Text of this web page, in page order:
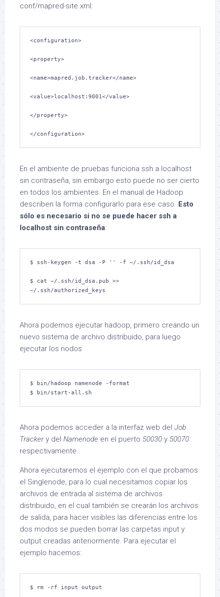
conf/mapred-site.xml:
<configuration>
<property>
<name>mapred.job.tracker</name>
<value>localhost:9001</value>
</property>
</configuration>
En el ambiente de pruebas funciona ssh a localhost
sin contraseña, sin embargo esto puede no ser cierto
en todos los ambientes. En el manual de Hadoop
describen la forma configurarlo para ese caso. Esto
sólo es necesario si no se puede hacer ssh a
localhost sin contraseña:
$ ssh-keygen -t dsa -P '' -f ~/.ssh/id_dsa
$ cat ~/.ssh/id_dsa.pub >>
~/.ssh/authorized_keys
Ahora podemos ejecutar hadoop, primero creando un
nuevo sistema de archivo distribuido, para luego
ejecutar los nodos
$ bin/hadoop namenode -format
$ bin/start-all.sh
Ahora podemos acceder a la interfaz web del Job
Trackery del Namenode en el puerto 50030 y 50070
respectivamente.
Ahora ejecutaremos el ejemplo con el que probamos
el Singlenode, para lo cual necesitamos copiar los
archivos de entrada al sistema de archivos
distribuido, en el cual también se crearán los archivos
de salida, para hacer visibles las diferencias entre los
dos modos se pueden borrar las carpetas input y
output creadas anteriormente. Para ejecutar el
ejemplo hacemos:
$ rm -rf input output